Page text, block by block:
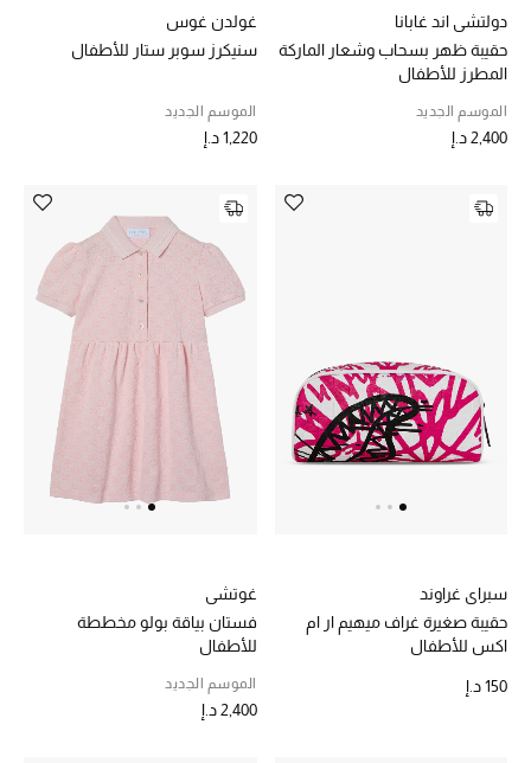
أبرز المصممين
العودة إلى المدرسة
الهدايا
ما وصلنا حديثا
الديكورات والإكسسوارات
الأثاث
دولتشي اند غابانا
حقيبة ظهر بسحاب وشعار الماركة
المطرز للأطفال
الموسم الجديد
2,400 د.إ
غولدن غوس
سنيكرز سوبر ستار للأطفال
الموسم الجديد
1,220 د.إ
سبراي غراوند
حقيبة صغيرة غراف ميهيم ار ام
اكس للأطفال
150 د.إ
غوتشي
فستان بياقة بولو مخططة
للأطفال
الموسم الجديد
2,400 د.إ